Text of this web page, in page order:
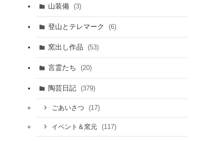
山装備 (3)
登山とテレマーク (6)
窯出し作品 (53)
言霊たち (20)
陶芸日記 (379)
ごあいさつ (17)
イベント＆窯元 (117)